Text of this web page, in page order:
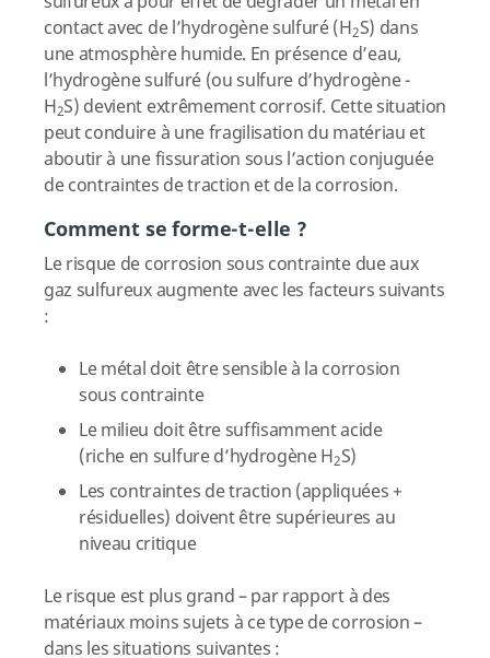
contact avec de l’hydrogène sulfuré (H2S) dans
une atmosphère humide. En présence d’eau,
l’hydrogène sulfuré (ou sulfure d’hydrogène -
H2S) devient extrêmement corrosif. Cette situation
peut conduire à une fragilisation du matériau et
aboutir à une fissuration sous l’action conjuguée
de contraintes de traction et de la corrosion.
Comment se forme-t-elle ?
Le risque de corrosion sous contrainte due aux
gaz sulfureux augmente avec les facteurs suivants
:
Le métal doit être sensible à la corrosion
sous contrainte
Le milieu doit être suffisamment acide
(riche en sulfure d’hydrogène H2S)
Les contraintes de traction (appliquées +
résiduelles) doivent être supérieures au
niveau critique
Le risque est plus grand – par rapport à des
matériaux moins sujets à ce type de corrosion –
dans les situations suivantes :